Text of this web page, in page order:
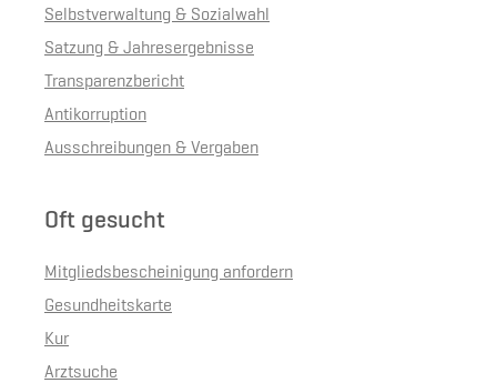
Selbstverwaltung & Sozialwahl
Satzung & Jahresergebnisse
Transparenzbericht
Antikorruption
Ausschreibungen & Vergaben
Oft gesucht
Mitgliedsbescheinigung anfordern
Gesundheitskarte
Kur
Arztsuche